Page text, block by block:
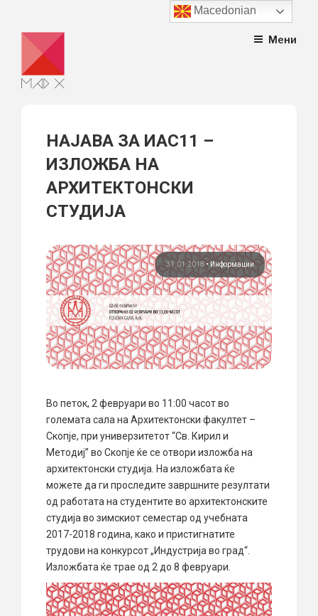
content
Мени
НАЈАВА ЗА ИАС11 –
ИЗЛОЖБА НА
АРХИТЕКТОНСКИ
СТУДИЈА
31.01.2018 • Информации
Во петок, 2 февруари во 11:00 часот во
големата сала на Архитектонски факултет –
Скопје, при универзитетот “Св. Кирил и
Методиј” во Скопје ќе се отвори изложба на
архитектонски студија. На изложбата ќе
можете да ги проследите завршните резултати
од работата на студентите во архитектонските
студија во зимскиот семестар од учебната
2017-2018 година, како и пристигнатите
трудови на конкурсот „Индустрија во град“.
Изложбата ќе трае од 2 до 8 февруари.
Macedonian